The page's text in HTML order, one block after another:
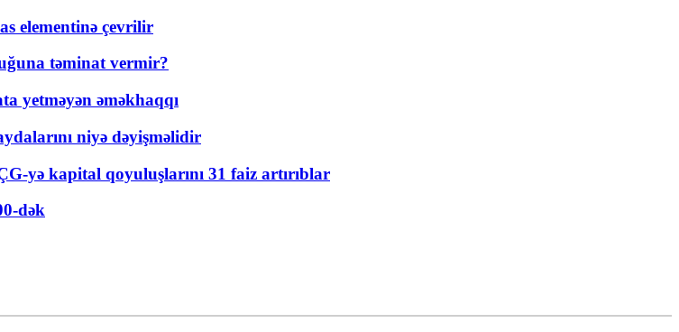
elementinə çevrilir
təminat vermir?
yetməyən əməkhaqqı
niyə dəyişməlidir
yə kapital qoyuluşlarını 31 faiz artırıblar
dək